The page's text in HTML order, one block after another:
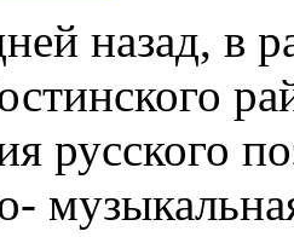
назад, в
русского